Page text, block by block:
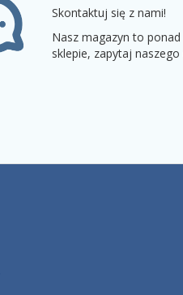
Skontaktuj się z nami!
Nasz magazyn to
sklepie, zapytaj naszego